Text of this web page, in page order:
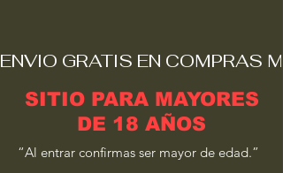
ENVIO GRATIS EN COMPRAS
SITIO PARA MAYORES
DE 18 AÑOS
“Al entrar confirmas ser mayor de edad.”